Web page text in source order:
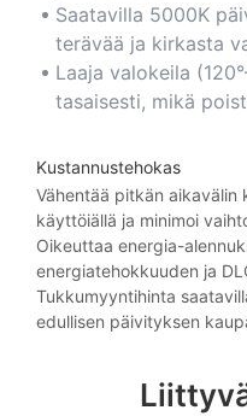
varmistaen selkeän
Saatavilla 5000K
terävää ja kirkasta
parantaa
Laaja valokeila
tasaisesti, mikä
Kustannustehokas
Vähentää pitkän
käyttöiällä ja minimoi
Oikeuttaa energia-
energiatehokkuuden ja
ansiosta.
Tukkumyyntihinta
edullisen päivityksen